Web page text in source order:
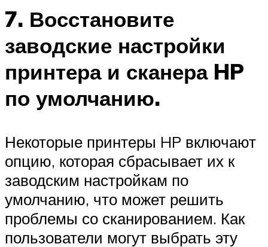
7. Восстановите
заводские настройки
принтера и сканера HP
по умолчанию.
Некоторые принтеры HP включают
опцию, которая сбрасывает их к
заводским настройкам по
умолчанию, что может решить
проблемы со сканированием. Как
пользователи могут выбрать эту